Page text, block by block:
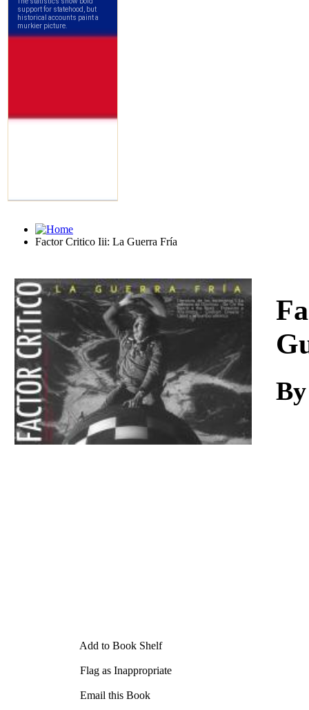
Factor Critico Iii: La Guerra Fría
Download
Add to Book Shelf
Flag as Inappropriate
Email this Book